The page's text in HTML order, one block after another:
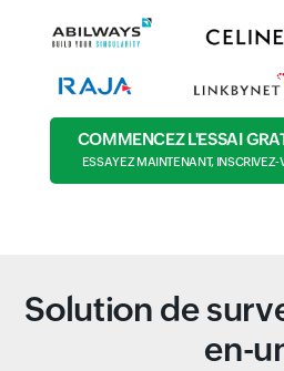
COMMENCEZ L'ESSAI
ESSAYEZ MAINTENANT,
Solution de
en-